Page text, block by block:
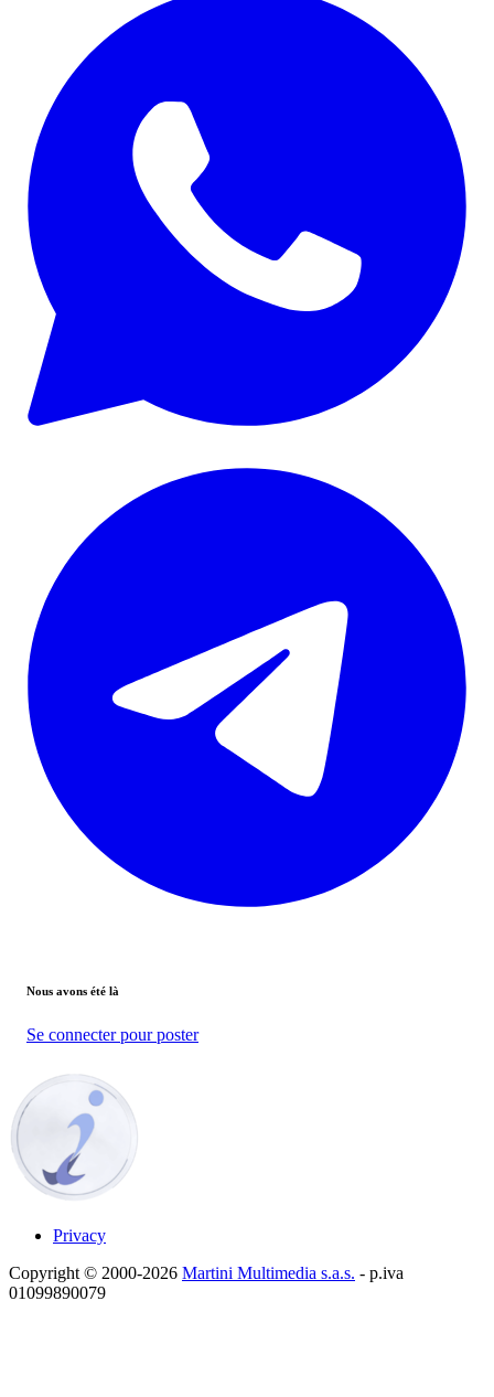
Nous avons été là
Se connecter pour poster
Privacy
Copyright © 2000-2026 Martini Multimedia s.a.s. - p.iva
01099890079